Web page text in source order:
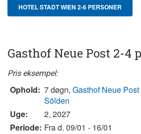
HOTEL STADT WIEN 2-6 PERSONER
Gasthof Neue Post 2-4
Pris eksempel:
Ophold: 7 døgn, Gasthof Neue
Sölden
Uge:
2, 2027
Periode: Fra d. 09/01 - 16/01